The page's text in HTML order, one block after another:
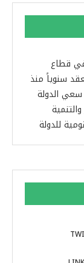
في قطاع
سنوياً منذ
سعي الدولة
للدولة